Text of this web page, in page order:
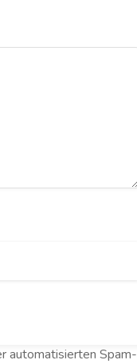
automatisierten Spam-